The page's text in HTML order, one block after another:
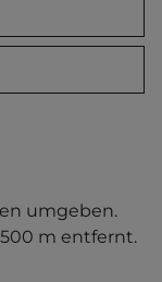
umgeben.
m entfernt.